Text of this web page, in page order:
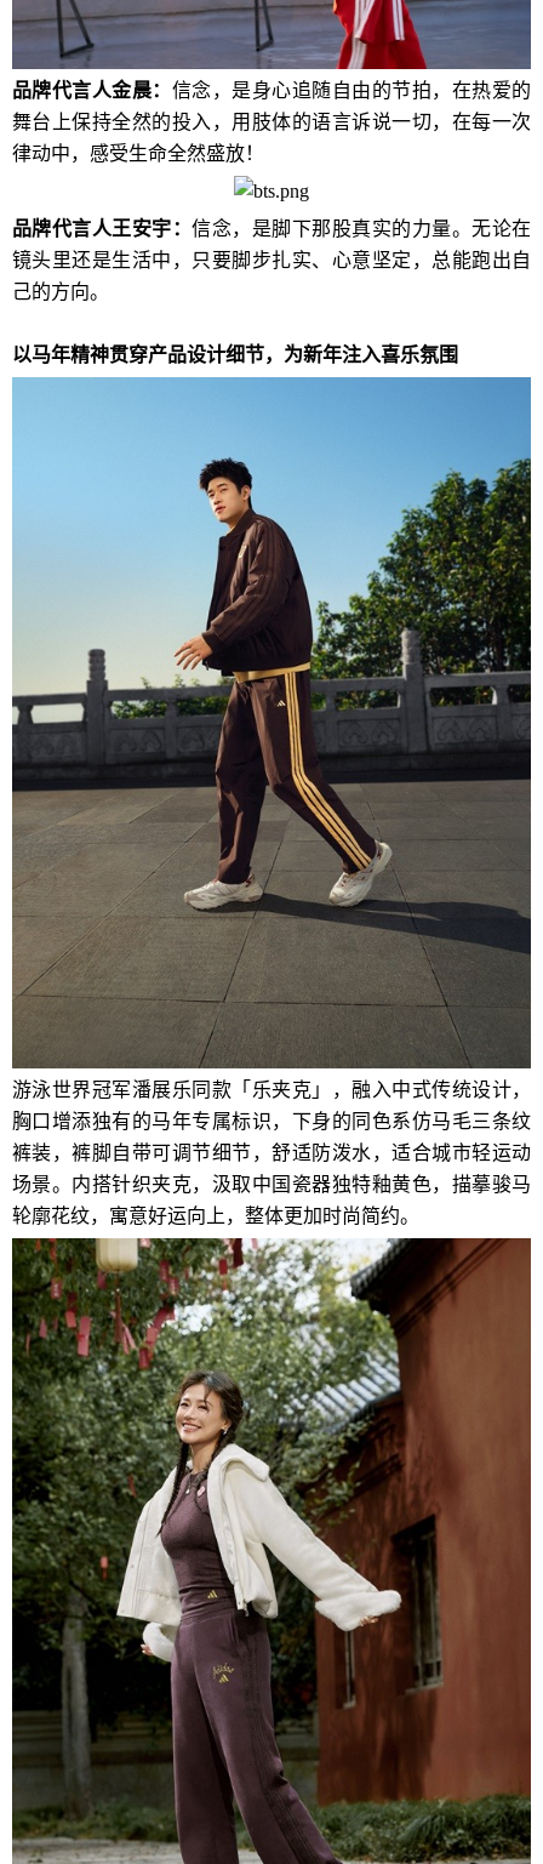
品牌代言人金晨： 信念，是身心追随自由的节拍，在热爱的
舞台上保持全然的投入，用肢体的语言诉说一切，在每一次
律动中，感受生命全然盛放！
品牌代言人王安宇：信念，是脚下那股真实的力量。无论在
镜头里还是生活中，只要脚步扎实、心意坚定，总能跑出自
己的方向。
以马年精神贯穿产品设计细节，为新年注入喜乐氛围
游泳世界冠军潘展乐同款「乐夹克」，融入中式传统设计，
胸口增添独有的马年专属标识，下身的同色系仿马毛三条纹
裤装，裤脚自带可调节细节，舒适防泼水，适合城市轻运动
场景。内搭针织夹克，汲取中国瓷器独特釉黄色，描摹骏马
轮廓花纹，寓意好运向上，整体更加时尚简约。